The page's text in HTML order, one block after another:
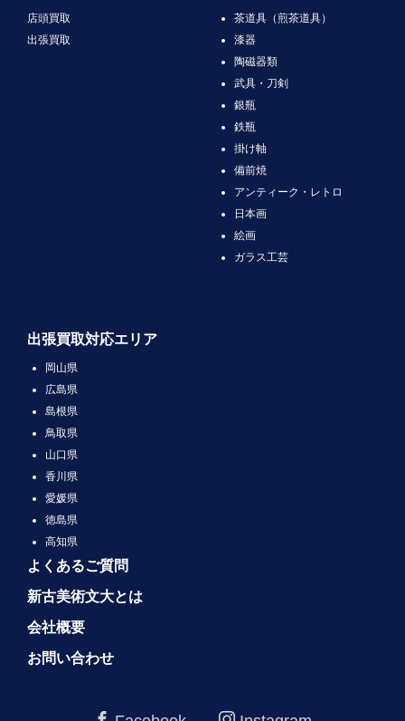
店頭買取
出張買取
茶道具（煎茶道具）
漆器
陶磁器類
武具・刀剣
銀瓶
鉄瓶
掛け軸
備前焼
アンティーク・レトロ
日本画
絵画
ガラス工芸
出張買取対応エリア
岡山県
広島県
島根県
鳥取県
山口県
香川県
愛媛県
徳島県
高知県
よくあるご質問
新古美術文大とは
会社概要
お問い合わせ